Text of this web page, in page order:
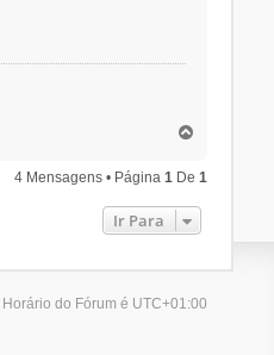
p
o
4 Mensagens • Página1 De1
Ir Para
Horário do Fórum é UTC+01:00